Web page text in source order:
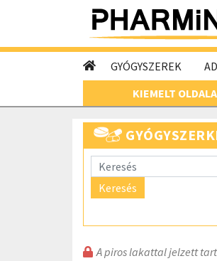
GYÓGYSZEREK
KIEMELT
Keresés
A piros lakattal jelzett